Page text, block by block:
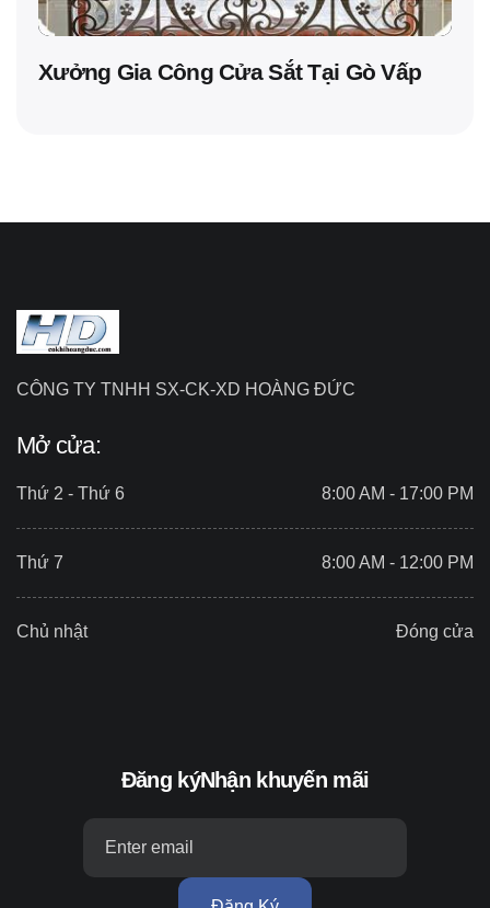
Xưởng Gia Công Cửa Sắt Tại Gò Vấp
CÔNG TY TNHH SX-CK-XD HOÀNG ĐỨC
Mở cửa:
Thứ 2 - Thứ 6 8:00 AM - 17:00 PM
Thứ 7 8:00 AM - 12:00 PM
Chủ nhật Đóng cửa
Đăng kýNhận khuyến mãi